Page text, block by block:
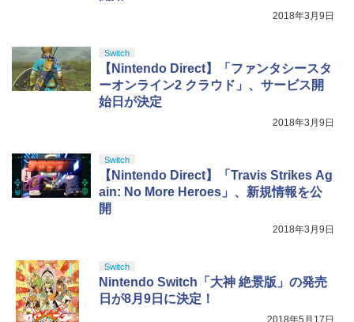
s X|S 対応の高精度 H パターン シフター
5
『映画 ラブライブ！蓮ノ空女学院スクー
ルアイドルクラブ Bloom Garden Part
y』Blu-ray（特装限定版）
2018年3月9日
Switch
【Nintendo Direct】「ファンタシースタ
ーオンライン2 クラウド」、サービス開
始日が決定
2018年3月9日
Switch
【Nintendo Direct】「Travis Strikes Ag
ain: No More Heroes」、新規情報を公
開
2018年3月9日
Switch
Nintendo Switch「大神 絶景版」の発売
日が8月9日に決定！
2018年5月17日